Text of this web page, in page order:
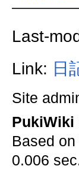
Last-
Link: 日
Site
PukiWiki
Based
0.006